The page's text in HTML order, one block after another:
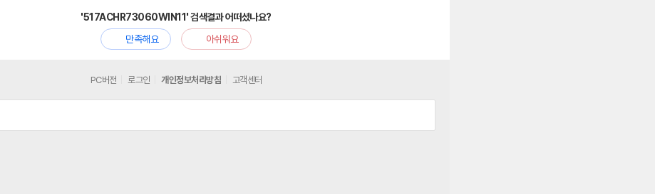
'517ACHR73060WIN11' 검색결과 어떠셨나요?
만족해요
아쉬워요
PC버전 로그인 개인정보처리방침 고객센터